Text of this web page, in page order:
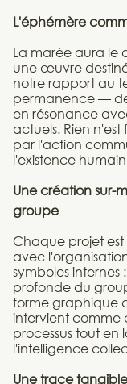
L'éphémère
La marée aura le
une œuvre
notre rapport au
permanence —
en résonance
actuels. Rien
par l'action
l'existence
Une création sur-
groupe
Chaque projet
avec
symboles
profonde du
forme graphique
intervient comme
processus tout en
l'intelligence
Une trace